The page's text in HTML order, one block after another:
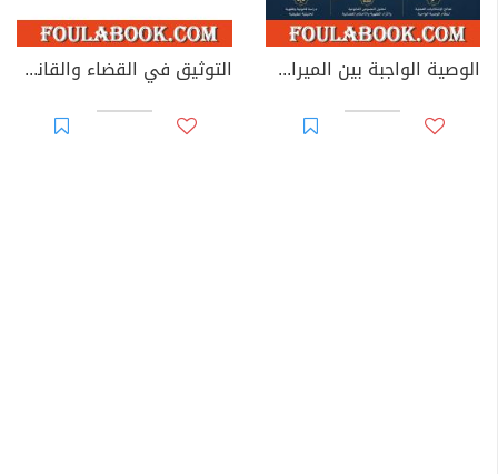
الوصية الواجبة بين الميراث والوصية: دراسة في الطبيعة القانونية والأساس التشريعي وإشكاليات التطبيق التوثيق في القضاء والقانون المغربيين - الأجزاء من 44 إلى 67